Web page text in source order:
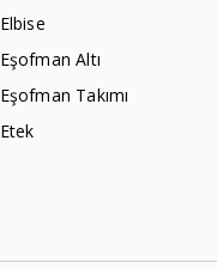
Elbise
Eşofman Altı
Eşofman Takımı
Etek